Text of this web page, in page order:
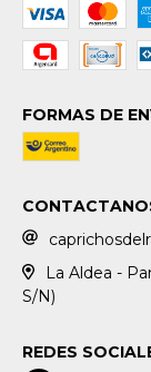
FORMAS DE
La Aldea -
S/N)
REDES